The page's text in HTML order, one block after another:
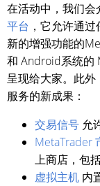
在活动中，我们
平台 ，它允许通
新的增强功能的
和 Android系统的
呈现给大家。此
服务的新成果：
交易信号 允
MetaTrader
上商店，包
虚拟主机 内